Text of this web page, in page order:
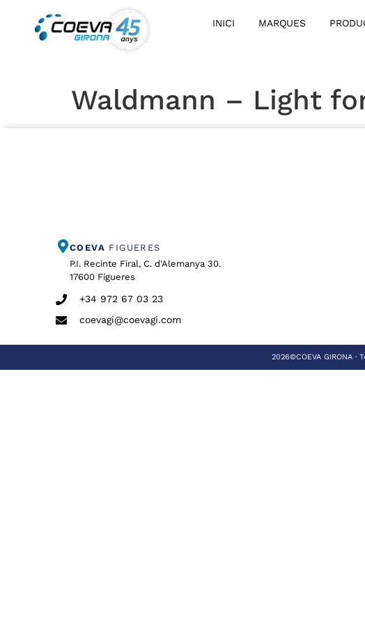
INICI MARQUES
Waldmann – Light
COEVA FIGUERES
P.I. Recinte Firal, C. d'Alemanya 30.
17600 Figueres
+34 972 67 03 23
coevagi@coevagi.com
2026©COEVA GIRONA